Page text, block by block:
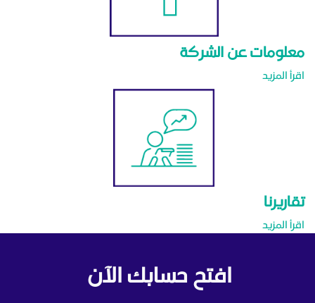
معلومات عن الشركة
اقرأ المزيد
تقاريرنا
اقرأ المزيد
افتح حسابك الآن